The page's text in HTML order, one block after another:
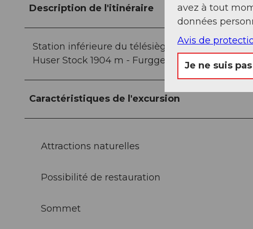
Description de l'itinéraire
Station inférieure du télésiège Klingenstock
Huser Stock 1904 m - Furggeli 1782 m -
Caractéristiques de l'excursion
Attractions naturelles
Possibilité de restauration
Sommet
avez à tout
données
Avis de
Je ne suis